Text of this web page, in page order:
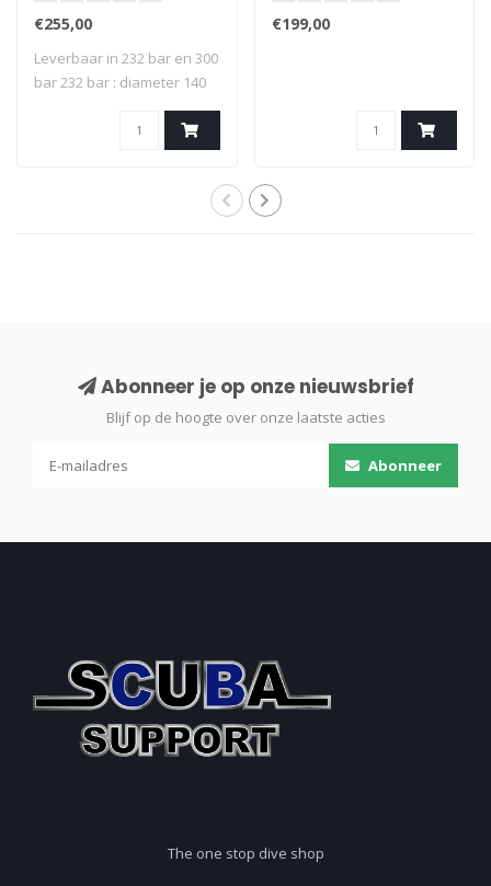
€255,00
Leverbaar in 232 bar en 300
bar 232 bar : diameter 140
€199,00
Abonneer je op onze nieuwsbrief
Blijf op de hoogte over onze laatste acties
Abonneer
The one stop dive shop